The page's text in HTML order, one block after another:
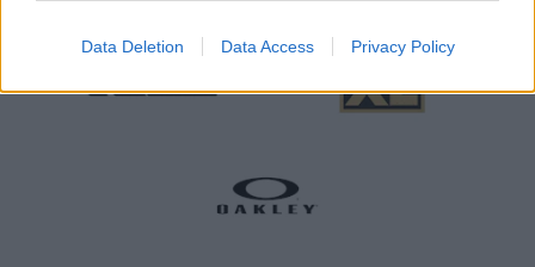
Data Deletion Data Access Privacy Policy